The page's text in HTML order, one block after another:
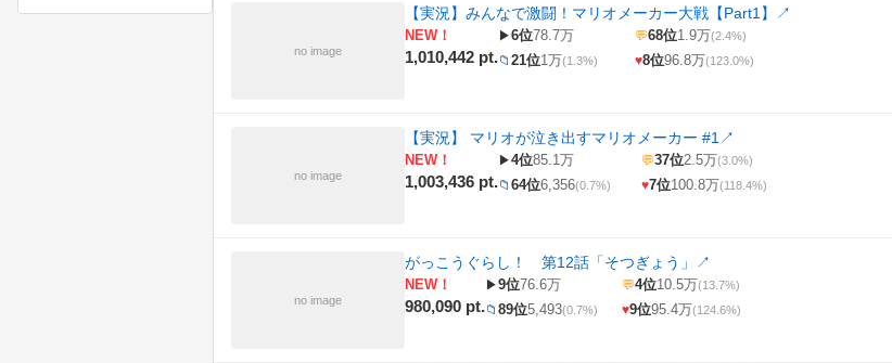
no image
【実況】みんなで激闘！マリオメーカー大戦【Part1】 ↗
NEW！
1,010,442 pt.
▶6位78.7万 💬68位1.9万(2.4%)
📁 21位1万(1.3%) ♥8位96.8万(123.0%)
no image
【実況】 マリオが泣き出すマリオメーカー #1 ↗
NEW！
1,003,436 pt.
▶4位85.1万 💬37位2.5万(3.0%)
📁 64位6,356(0.7%) ♥7位100.8万(118.4%)
no image
がっこうぐらし！ 第12話「そつぎょう」 ↗
NEW！
980,090 pt.
▶9位76.6万 💬4位10.5万(13.7%)
📁 89位5,493(0.7%) ♥9位95.4万(124.6%)